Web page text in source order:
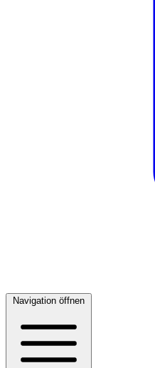
Navigation öffnen